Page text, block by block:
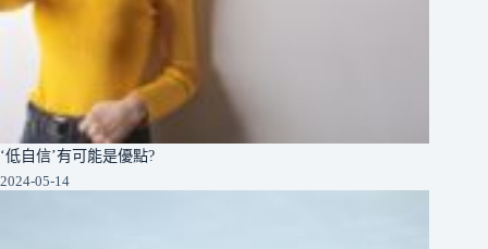
‘低自信’有可能是優點?
2024-05-14